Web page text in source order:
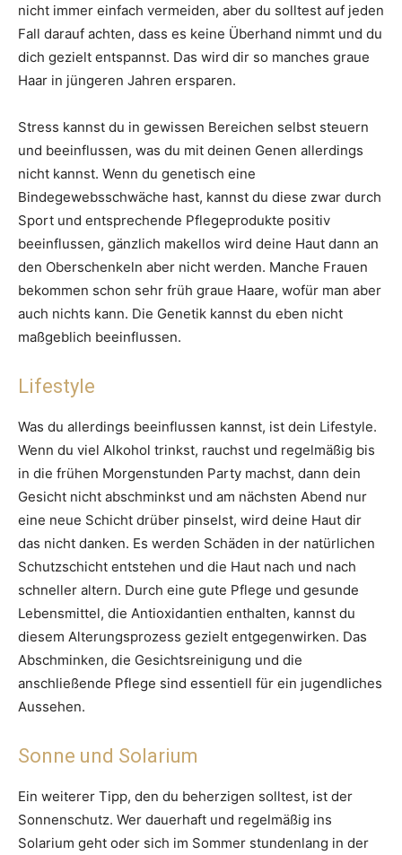
nicht immer einfach vermeiden, aber du solltest auf jeden
Fall darauf achten, dass es keine Überhand nimmt und du
dich gezielt entspannst. Das wird dir so manches graue
Haar in jüngeren Jahren ersparen.
Stress kannst du in gewissen Bereichen selbst steuern
und beeinflussen, was du mit deinen Genen allerdings
nicht kannst. Wenn du genetisch eine
Bindegewebsschwäche hast, kannst du diese zwar durch
Sport und entsprechende Pflegeprodukte positiv
beeinflussen, gänzlich makellos wird deine Haut dann an
den Oberschenkeln aber nicht werden. Manche Frauen
bekommen schon sehr früh graue Haare, wofür man aber
auch nichts kann. Die Genetik kannst du eben nicht
maßgeblich beeinflussen.
Lifestyle
Was du allerdings beeinflussen kannst, ist dein Lifestyle.
Wenn du viel Alkohol trinkst, rauchst und regelmäßig bis
in die frühen Morgenstunden Party machst, dann dein
Gesicht nicht abschminkst und am nächsten Abend nur
eine neue Schicht drüber pinselst, wird deine Haut dir
das nicht danken. Es werden Schäden in der natürlichen
Schutzschicht entstehen und die Haut nach und nach
schneller altern. Durch eine gute Pflege und gesunde
Lebensmittel, die Antioxidantien enthalten, kannst du
diesem Alterungsprozess gezielt entgegenwirken. Das
Abschminken, die Gesichtsreinigung und die
anschließende Pflege sind essentiell für ein jugendliches
Aussehen.
Sonne und Solarium
Ein weiterer Tipp, den du beherzigen solltest, ist der
Sonnenschutz. Wer dauerhaft und regelmäßig ins
Solarium geht oder sich im Sommer stundenlang in der